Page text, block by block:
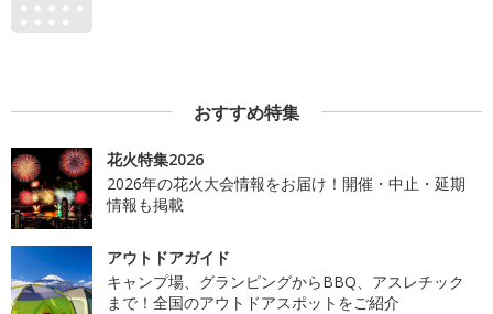
おすすめ特集
花火特集2026
2026年の花火大会情報をお届け！開催・中止・延期
情報も掲載
アウトドアガイド
キャンプ場、グランピングからBBQ、アスレチック
まで！全国のアウトドアスポットをご紹介